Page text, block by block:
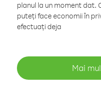
planul la un moment dat.
puteți face economii în
efectuați deja
Mai